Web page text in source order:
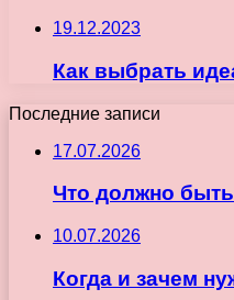
19.12.2023
Как выбрать
Последние записи
17.07.2026
Что должно
10.07.2026
Когда и зачем